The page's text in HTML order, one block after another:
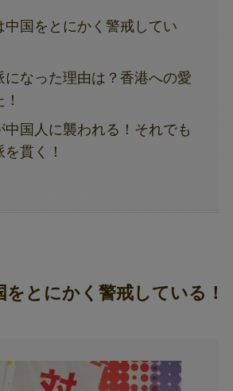
中国をとにかく警戒してい
になった理由は？香港への愛
中国人に襲われる！それでも
貫く！
をとにかく警戒している！